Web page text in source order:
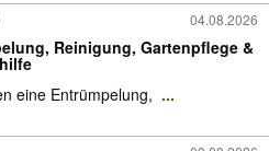
04.08.2026
Reinigung, Gartenpflege &
eine Entrümpelung, ...